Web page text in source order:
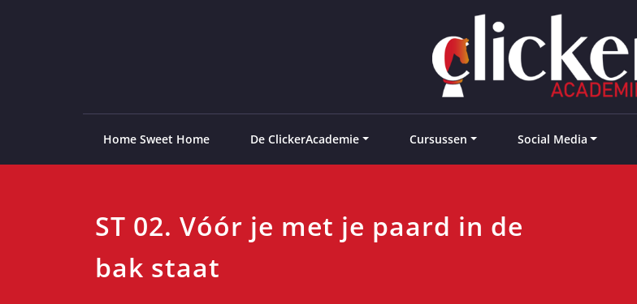
Home Sweet Home De ClickerAcademie Cursussen Social Media
ST 02. Vóór je met je paard in de
bak staat